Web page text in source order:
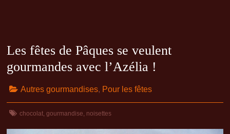
Les fêtes de Pâques se veulent
gourmandes avec l’Azélia !
Autres gourmandises, Pour les fêtes
chocolat,gourmandise, noisettes